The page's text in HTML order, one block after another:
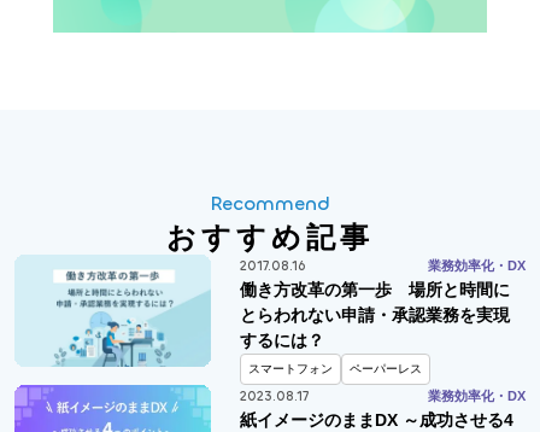
Recommend
おすすめ記事
2017.08.16 業務効率化・DX
働き方改革の第一歩 場所と時間に
とらわれない申請・承認業務を実現
するには？
スマートフォン ペーパーレス
2023.08.17 業務効率化・DX
紙イメージのままDX ～成功させる4